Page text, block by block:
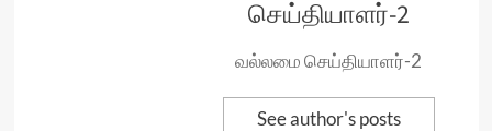
செய்தியாளர்-2
வல்லமை செய்தியாளர்-2
See author's posts